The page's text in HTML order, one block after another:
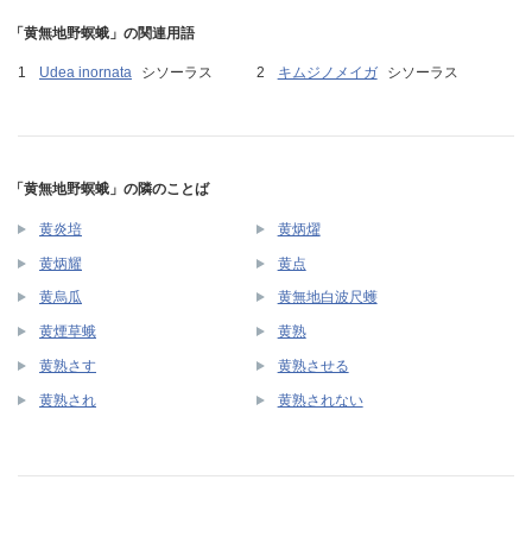
「黄無地野螟蛾」の関連用語
Udea inornata シソーラス キムジノメイガ シソーラス
「黄無地野螟蛾」の隣のことば
黄炎培 黄炳燿
黄炳耀 黄点
黄烏瓜 黄無地白波尺蠖
黄煙草蛾 黄熟
黄熟さす 黄熟させる
黄熟され 黄熟されない